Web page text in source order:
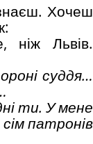
Хочеш
ніж Львів.
суддя…
ти. У мене
патронів